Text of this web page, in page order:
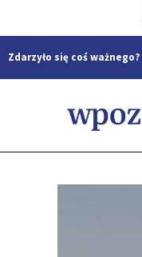
Zdarzyło się coś ważnego?